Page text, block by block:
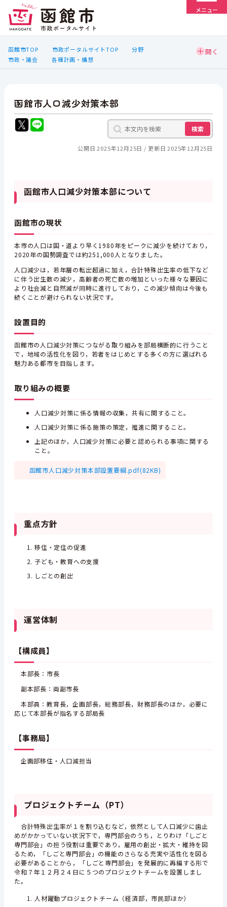
メニュー
函館市TOP 市政ポータルサイトTOP
分野
市政・議会
各種計画・構想
函館市人口減少対策本部
検索
公開日 2025年12月25日 更新日 2025年12月25日
函館市人口減少対策本部について
函館市の現状
本市の人口は国・道より早く1980年をピークに減少を続けており，
2020年の国勢調査では約251,000人となりました。
人口減少は，若年層の転出超過に加え，合計特殊出生率の低下など
に伴う出生数の減少，高齢者の死亡数の増加といった様々な要因に
より社会減と自然減が同時に進行しており，この減少傾向は今後も
続くことが避けられない状況です。
設置目的
函館市の人口減少対策につながる取り組みを部局横断的に行うこと
で，地域の活性化を図り，若者をはじめとする多くの方に選ばれる
魅力ある都市を目指します。
取り組みの概要
人口減少対策に係る情報の収集，共有に関すること。
人口減少対策に係る施策の策定，推進に関すること。
上記のほか，人口減少対策に必要と認められる事項に関する
こと。
函館市人口減少対策本部設置要綱.pdf(82KB)
重点方針
移住・定住の促進
子ども・教育への支援
しごとの創出
運営体制
【構成員】
本部長：市長
副本部長：両副市長
本部員：教育長，企画部長，総務部長，財務部長のほか，必要に
応じて本部長が指名する部局長
【事務局】
企画部移住・人口減担当
プロジェクトチーム（PT）
合計特殊出生率が１を割り込むなど，依然として人口減少に歯止
めがかかっていない状況下で，専門部会のうち，とりわけ「しごと
専門部会」の担う役割は重要であり，雇用の創出・拡大・維持を図
るため，「しごと専門部会」の機能のさらなる充実や活性化を図る
必要があることから，「しごと専門部会」を発展的に再編する形で
令和７年１２月２４日に５つのプロジェクトチームを設置しまし
た。
人材躍動プロジェクトチーム（経済部，市民部ほか）